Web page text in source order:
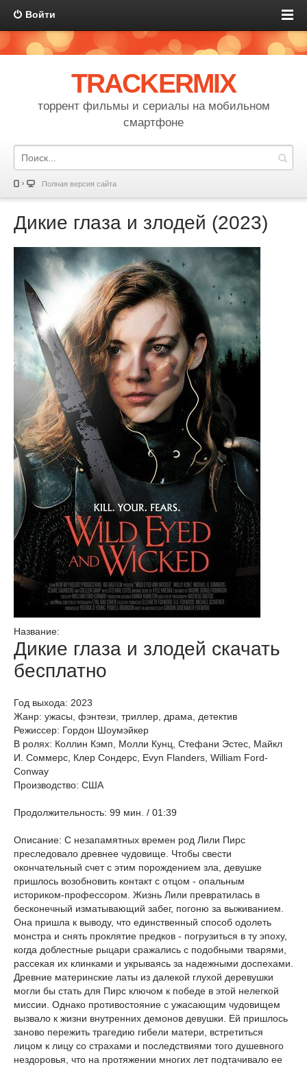
Войти
TRACKERMIX
торрент фильмы и сериалы на мобильном
смартфоне
Полная версия сайта
Дикие глаза и злодей (2023)
Название:
Дикие глаза и злодей скачать
бесплатно
Год выхода: 2023
Жанр: ужасы, фэнтези, триллер, драма, детектив
Режиссер: Гордон Шоумэйкер
В ролях: Коллин Кэмп, Молли Кунц, Стефани Эстес, Майкл
И. Соммерс, Клер Сондерс, Evyn Flanders, William Ford-
Conway
Производство: США
Продолжительность: 99 мин. / 01:39
Описание: С незапамятных времен род Лили Пирс
преследовало древнее чудовище. Чтобы свести
окончательный счет с этим порождением зла, девушке
пришлось возобновить контакт с отцом - опальным
историком-профессором. Жизнь Лили превратилась в
бесконечный изматывающий забег, погоню за выживанием.
Она пришла к выводу, что единственный способ одолеть
монстра и снять проклятие предков - погрузиться в ту эпоху,
когда доблестные рыцари сражались с подобными тварями,
рассекая их клинками и укрываясь за надежными доспехами.
Древние материнские латы из далекой глухой деревушки
могли бы стать для Пирс ключом к победе в этой нелегкой
миссии. Однако противостояние с ужасающим чудовищем
вызвало к жизни внутренних демонов девушки. Ей пришлось
заново пережить трагедию гибели матери, встретиться
лицом к лицу со страхами и последствиями того душевного
нездоровья, что на протяжении многих лет подтачивало ее